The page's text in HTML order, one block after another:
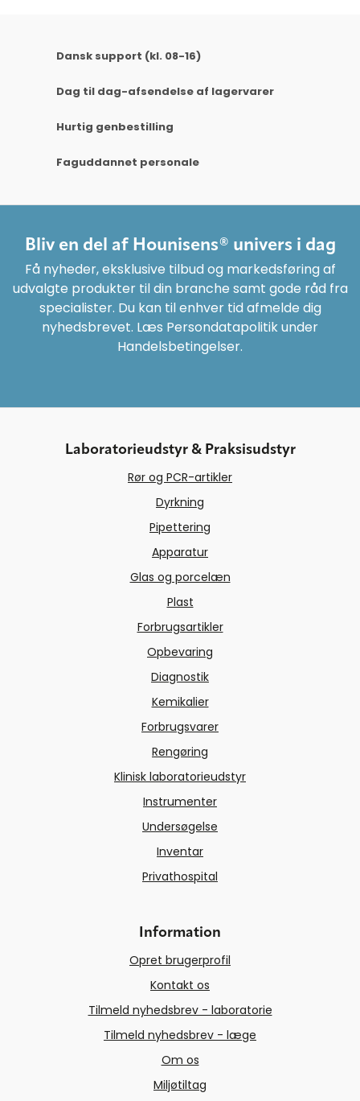
Dansk support (kl. 08-16)
Dag til dag-afsendelse af lagervarer
Hurtig genbestilling
Faguddannet personale
Bliv en del af Hounisens® univers i dag
Få nyheder, eksklusive tilbud og markedsføring af
udvalgte produkter til din branche samt gode råd fra
specialister. Du kan til enhver tid afmelde dig
nyhedsbrevet. Læs Persondatapolitik under
Handelsbetingelser.
Laboratorieudstyr & Praksisudstyr
Rør og PCR-artikler
Dyrkning
Pipettering
Apparatur
Glas og porcelæn
Plast
Forbrugsartikler
Opbevaring
Diagnostik
Kemikalier
Forbrugsvarer
Rengøring
Klinisk laboratorieudstyr
Instrumenter
Undersøgelse
Inventar
Privathospital
Information
Opret brugerprofil
Kontakt os
Tilmeld nyhedsbrev - laboratorie
Tilmeld nyhedsbrev - læge
Om os
Miljøtiltag